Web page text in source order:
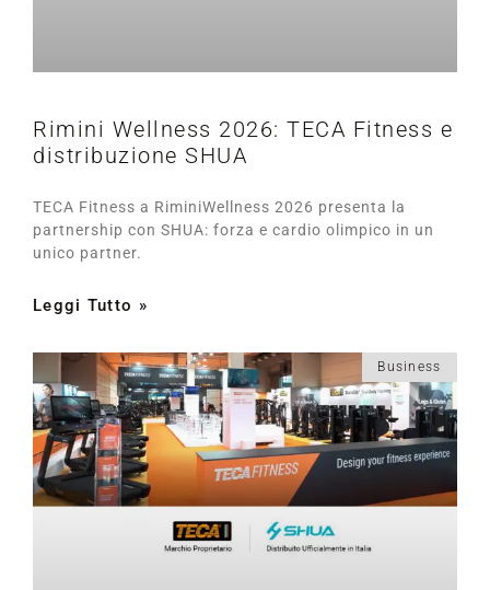
Rimini Wellness 2026: TECA Fitness e
distribuzione SHUA
TECA Fitness a RiminiWellness 2026 presenta la
partnership con SHUA: forza e cardio olimpico in un
unico partner.
Leggi Tutto »
Business